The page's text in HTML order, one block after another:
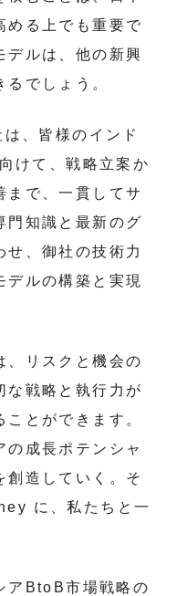
める上でも重要で
デルは、他の新興
でしょう。
、皆様のインド
けて、戦略立案か
まで、一貫してサ
門知識と最新のグ
せ、御社の技術力
デルの構築と実現
、リスクと機会の
な戦略と執行力が
とができます。
の成長ポテンシャ
創造していく。そ
に、私たちと一
アBtoB市場戦略の